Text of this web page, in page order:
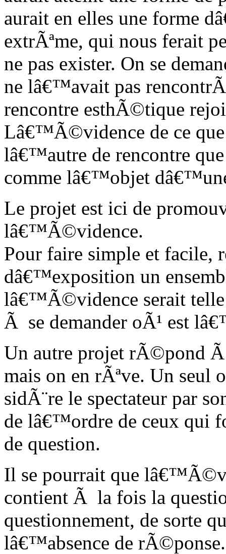
aurait en elles une forme
extrÃªme, qui nous ferait
ne pas exister. On se
ne lâ€™avait pas
rencontre esthÃ©tique
Lâ€™Ã©vidence de ce
lâ€™autre de rencontre
comme lâ€™objet
Le projet est ici de
lâ€™Ã©vidence.
Pour faire simple et facile,
dâ€™exposition un
lâ€™Ã©vidence serait telle
Ã se demander oÃ¹ est
Un autre projet rÃ©pond
mais on en rÃªve. Un seul
sidÃ¨re le spectateur par
de lâ€™ordre de ceux qui
de question.
Il se pourrait que
contient Ã la fois la
questionnement, de sorte
lâ€™absence de rÃ©ponse.